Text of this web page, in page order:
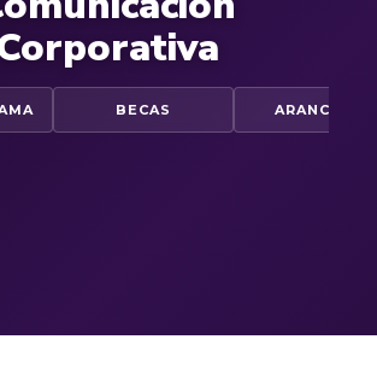
BECAS ARANCELES